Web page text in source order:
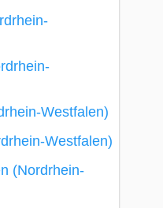
Westfalen)
Westfalen)
(Nordrhein-